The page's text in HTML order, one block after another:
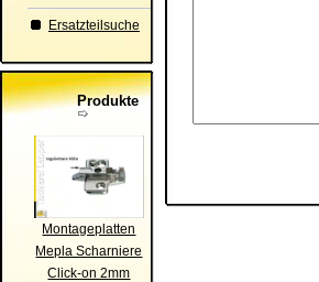
Ersatzteilsuche
Produkte
Montageplatten
Mepla Scharniere
Click-on 2mm